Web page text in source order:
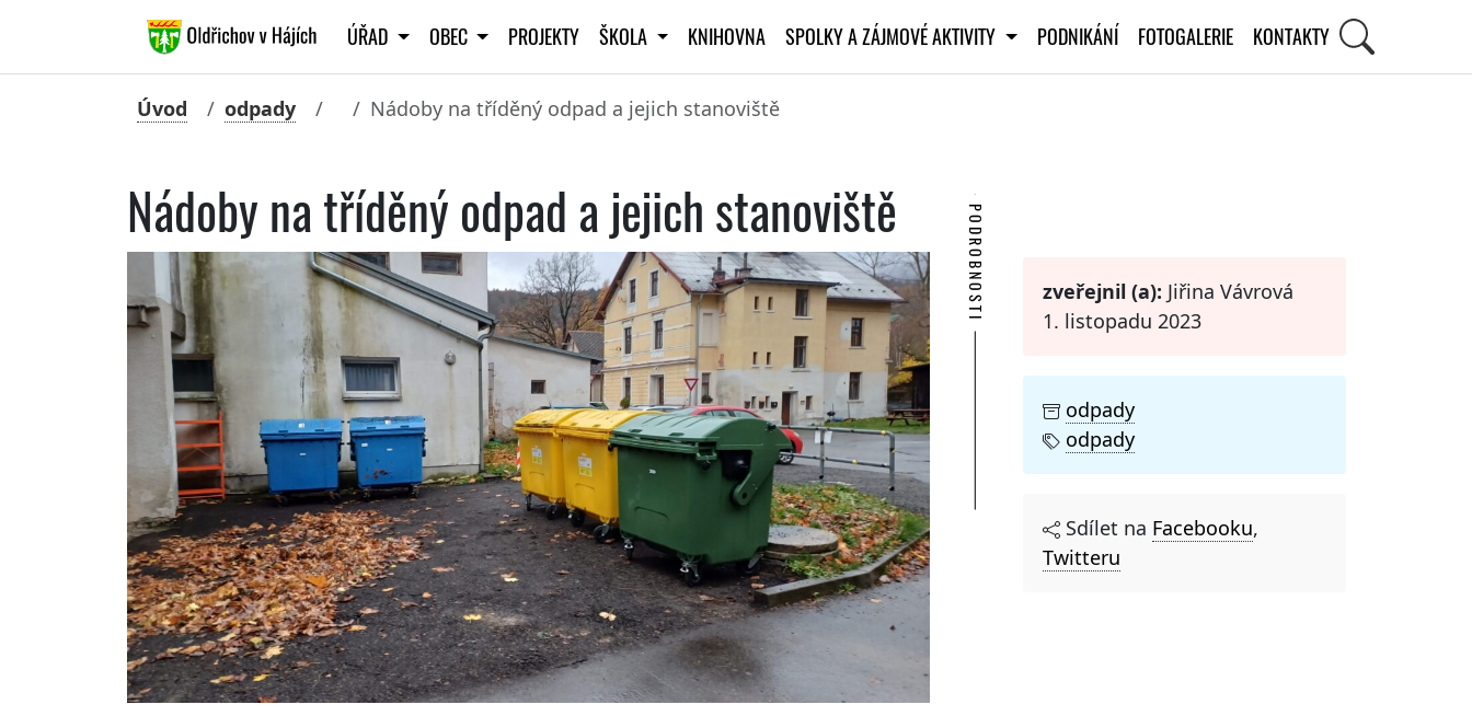
ÚŘAD OBEC PROJEKTY ŠKOLA KNIHOVNA SPOLKY A ZÁJMOVÉ AKTIVITY PODNIKÁNÍ FOTOGALERIE KONTAKTY
Úvod odpady Nádoby na tříděný odpad a jejich stanoviště
Nádoby na tříděný odpad a jejich stanoviště PODROBNOSTI zveřejnil (a): Jiřina Vávrová
1. listopadu 2023
odpady
odpady
Sdílet na Facebooku,
Twitteru